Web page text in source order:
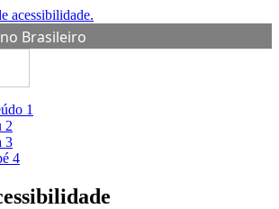
acessibilidade.
Brasileiro
1
2
3
4